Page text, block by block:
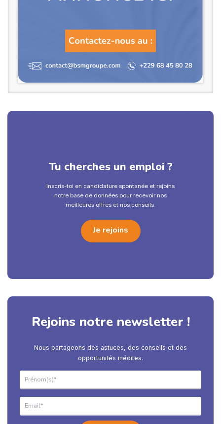
Tu cherches un emploi ?
Inscris-toi en candidature spontanée et rejoins
notre base de données pour recevoir nos
meilleures offres et nos conseils.
Je rejoins
Rejoins notre newsletter !
Nous partageons des astuces, des conseils et des
opportunités inédites.